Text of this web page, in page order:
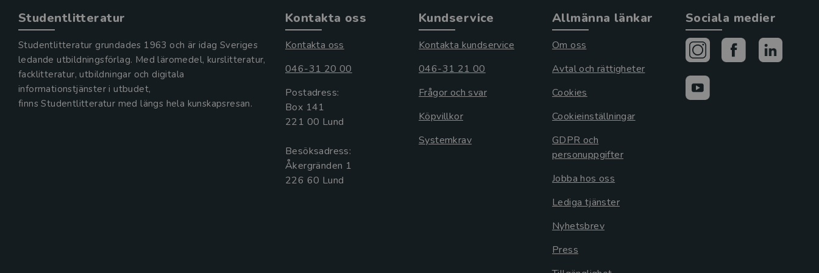
Studentlitteratur
Studentlitteratur grundades 1963 och är idag Sveriges
ledande utbildningsförlag. Med läromedel, kurslitteratur,
facklitteratur, utbildningar och digitala
informationstjänster i utbudet,
finns Studentlitteratur med längs hela kunskapsresan.
Kontakta oss
Kontakta oss
046-31 20 00
Postadress:
Box 141
221 00 Lund
Besöksadress:
Åkergränden 1
Kundservice
Kontakta kundservice
046-31 21 00
Frågor och svar
Köpvillkor
Systemkrav
Allmänna länkar
Om oss
Avtal och rättigheter
Cookies
Cookieinställningar
GDPR och
personuppgifter
Jobba hos oss
Lediga tjänster
Nyhetsbrev
Press
Sociala medier